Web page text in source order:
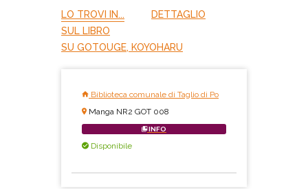
LO TROVI IN...
DETTAGLIO
SUL LIBRO
SU GOTOUGE, KOYOHARU
Biblioteca comunale di Taglio di Po
Manga NR2 GOT 008
INFO
Disponibile